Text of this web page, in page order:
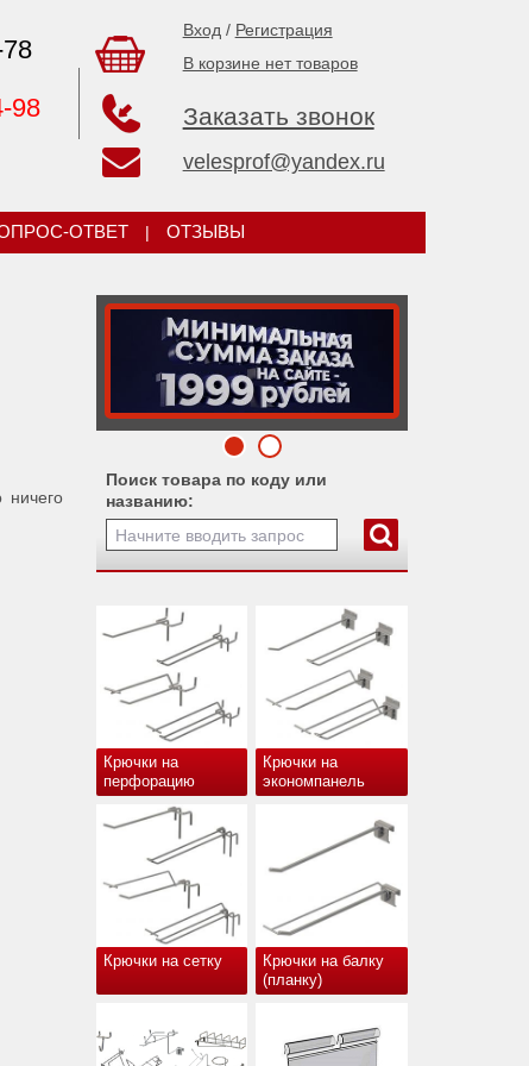
98
Вход / Регистрация
В корзине нет товаров
Заказать звонок
velesprof@yandex.ru
ОТВЕТ | ОТЗЫВЫ
Поиск товара по коду или
названию:
Крючки на
перфорацию
Крючки на
экономпанель
Крючки на сетку
Крючки на балку
(планку)